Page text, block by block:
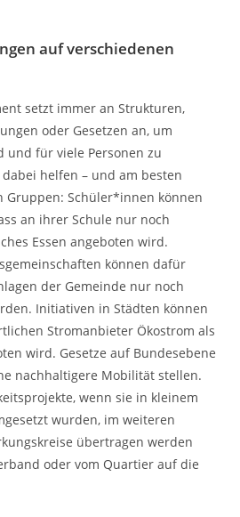
auf verschiedenen
setzt immer an Strukturen,
oder Gesetzen an, um
und für viele Personen zu
helfen – und am besten
Gruppen: Schüler*innen können
an ihrer Schule nur noch
Essen angeboten wird.
können dafür
der Gemeinde nur noch
Initiativen in Städten können
Stromanbieter Ökostrom als
wird. Gesetze auf Bundesebene
nachhaltigere Mobilität stellen.
wenn sie in kleinem
wurden, im weiteren
übertragen werden
oder vom Quartier auf die